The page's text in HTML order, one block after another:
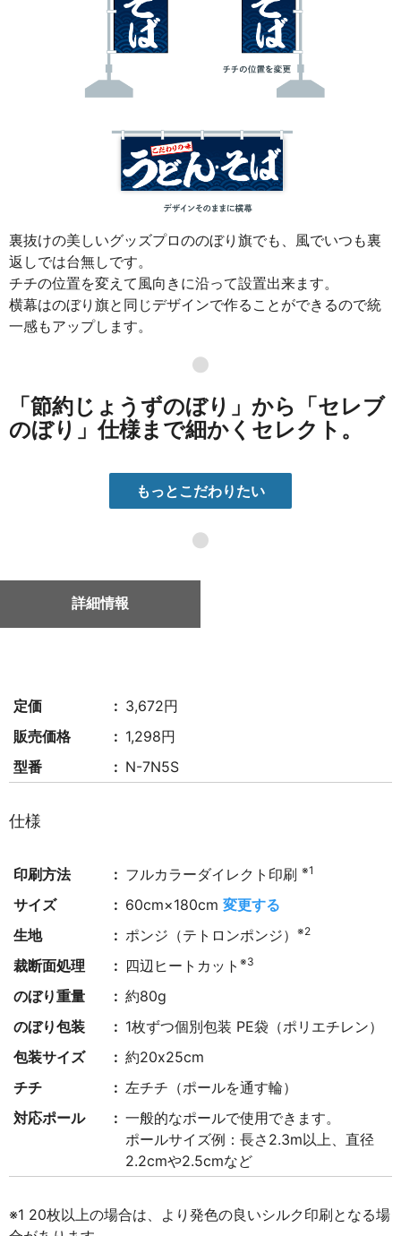
裏抜けの美しいグッズプロののぼり旗でも、風でいつも裏
返しでは台無しです。
チチの位置を変えて風向きに沿って設置出来ます。
横幕はのぼり旗と同じデザインで作ることができるので統
一感もアップします。
●
「節約じょうずのぼり」から「セレブ
のぼり」仕様まで細かくセレクト。
もっとこだわりたい
●
詳細情報
定価
3,672円
販売価格
1,298円
型番
N-7N5S
仕様
印刷方法 フルカラーダイレクト印刷※1
サイズ 60cm×180cm変更する
生地
ポンジ（テトロンポンジ）※2
裁断面処理 四辺ヒートカット※3
のぼり重量
約80g
のぼり包装
1枚ずつ個別包装 PE袋（ポリエチレン）
包装サイズ
約20x25cm
チチ
左チチ（ポールを通す輪）
対応ポール
一般的なポールで使用できます。
ポールサイズ例：長さ2.3m以上、直径
2.2cmや2.5cmなど
※1 20枚以上の場合は、より発色の良いシルク印刷となる場